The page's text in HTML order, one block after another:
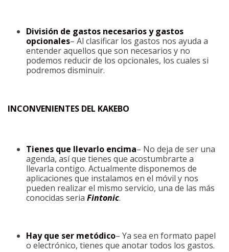
División de gastos necesarios y gastos
opcionales– Al clasificar los gastos nos ayuda a
entender aquellos que son necesarios y no
podemos reducir de los opcionales, los cuales si
podremos disminuir.
INCONVENIENTES DEL KAKEBO
Tienes que llevarlo encima– No deja de ser una
agenda, así que tienes que acostumbrarte a
llevarla contigo. Actualmente disponemos de
aplicaciones que instalamos en el móvil y nos
pueden realizar el mismo servicio, una de las más
conocidas seriaFintonic.
Hay que ser metódico– Ya sea en formato papel
o electrónico, tienes que anotar todos los gastos.